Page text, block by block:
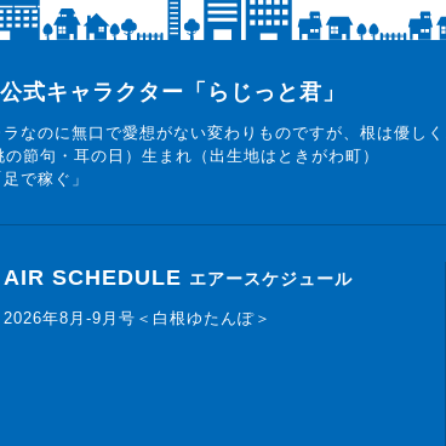
式キャラクター「らじっと君」
なのに無口で愛想がない変わりものですが、根は優し
節句・耳の日）生まれ（出生地はときがわ町）
で稼ぐ」
AIR SCHEDULE エアースケジュール
2026年8月-9月号＜白根ゆたんぽ＞